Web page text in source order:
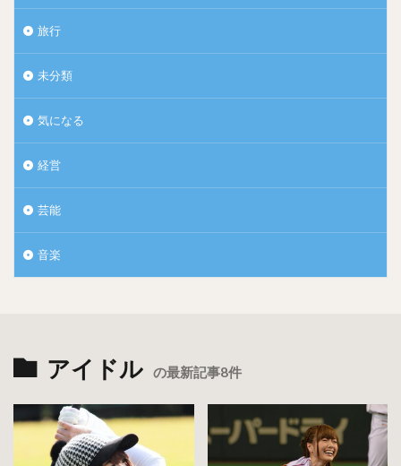
旅行
未分類
気になる
経営
芸能
音楽
アイドル の最新記事8件